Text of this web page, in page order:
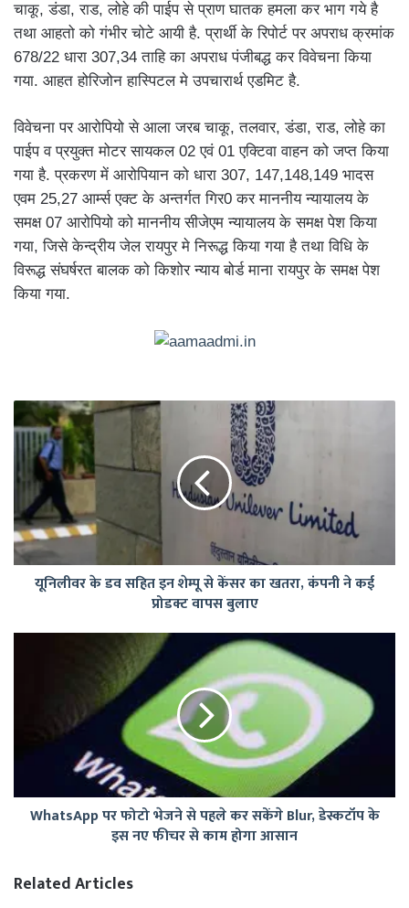
चाकू, डंडा, राड, लोहे की पाईप से प्राण घातक हमला कर भाग गये है
तथा आहतो को गंभीर चोटे आयी है. प्रार्थी के रिपोर्ट पर अपराध क्रमांक
678/22 धारा 307,34 ताहि का अपराध पंजीबद्ध कर विवेचना किया
गया. आहत होरिजोन हास्पिटल मे उपचारार्थ एडमिट है.
विवेचना पर आरोपियो से आला जरब चाकू, तलवार, डंडा, राड, लोहे का
पाईप व प्रयुक्त मोटर सायकल 02 एवं 01 एक्टिवा वाहन को जप्त किया
गया है. प्रकरण में आरोपियान को धारा 307, 147,148,149 भादस
एवम 25,27 आर्म्स एक्ट के अन्तर्गत गिर0 कर माननीय न्यायालय के
समक्ष 07 आरोपियो को माननीय सीजेएम न्यायालय के समक्ष पेश किया
गया, जिसे केन्द्रीय जेल रायपुर मे निरूद्ध किया गया है तथा विधि के
विरूद्ध संघर्षरत बालक को किशोर न्याय बोर्ड माना रायपुर के समक्ष पेश
किया गया.
यूनिलीवर
के
इन
शेम्पू
से
केंसर
का
खतरा,यूनिलीवर के डव सहित इन शेम्पू से केंसर का खतरा, कंपनी ने कई
प्रोडक्ट वापस बुलाए
Blur,
डेस्कटॉप
फीचर
WhatsApp पर फोटो भेजने से पहले कर सकेंगे Blur, डेस्कटॉप के
इस नए फीचर से काम होगा आसान
Related Articles